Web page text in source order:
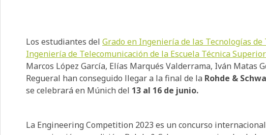
Los estudiantes del Grado en Ingeniería de las Tecnologías
Ingeniería de Telecomunicación de la Escuela Técnica
Marcos López García, Elías Marqués Valderrama, Iván Matas
Regueral han conseguido llegar a la final de la Rohde &
se celebrará en Múnich del 13 al 16 de junio.
La Engineering Competition 2023 es un concurso